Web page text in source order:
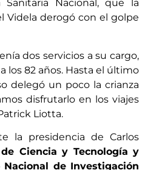
Nacional, que la
Videla derogó con el golpe
dos servicios a su cargo,
los 82 años. Hasta el último
delegó un poco la crianza
disfrutarlo en los viajes
Liotta.
la presidencia de Carlos
Ciencia y Tecnología y
de Investigación